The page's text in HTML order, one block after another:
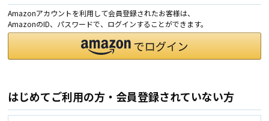
Amazonアカウントを利用して会員登録されたお客様は、
AmazonのID、パスワードで、ログインすることができます。
はじめてご利用の方・会員登録されていない方